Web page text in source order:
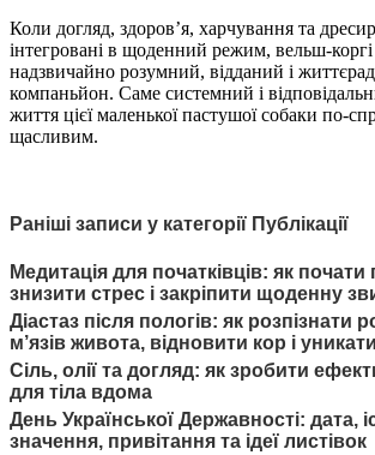
Коли догляд, здоров’я, харчування та
інтегровані в щоденний режим, вельш-коргі
надзвичайно розумний, відданий і
компаньйон. Саме системний і
життя цієї маленької пастушої собаки по-
щасливим.
Раніші записи у категорії Публікації
Медитація для початківців: як почати
знизити стрес і закріпити щоденну
Діастаз після пологів: як розпізнати
м’язів живота, відновити кор і
Сіль, олії та догляд: як зробити
для тіла вдома
День Української Державності: дата,
значення, привітання та ідеї листівок